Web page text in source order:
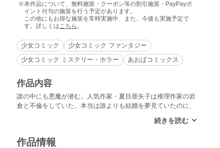
本作品について、無料施策・クーポン等の割引施策・PayPayポ
イント付与の施策を行う予定があります。
この他にもお得な施策を常時実施中、また、今後も実施予定で
す。詳しくはこちら 。
少女コミック
少女コミック ファンタジー
少女コミック ミステリー・ホラー
あおばコミックス
作品内容
誰の中にも悪魔が潜む。人気作家・夏目亜矢子は推理作家の岩
倉と不倫をしていた。本当は誰よりも結婚を夢見ていたのに、
時、酔っぱらった彼女は一晩で物語を書き上げていた。それは
が描いたとおりのことが現実で起き始めて……!?迷い込んだの
作品情報